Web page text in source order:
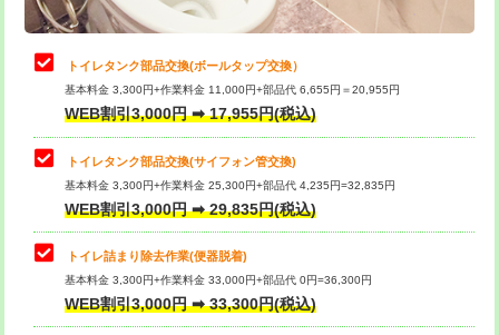
トイレタンク部品交換(ボールタップ交換）
基本料金 3,300円+作業料金 11,000円+部品代 6,655円＝20,955円
WEB割引3,000円 ➡ 17,955円(税込)
トイレタンク部品交換(サイフォン管交換)
基本料金 3,300円+作業料金 25,300円+部品代 4,235円=32,835円
WEB割引3,000円 ➡ 29,835円(税込)
トイレ詰まり除去作業(便器脱着)
基本料金 3,300円+作業料金 33,000円+部品代 0円=36,300円
WEB割引3,000円 ➡ 33,300円(税込)